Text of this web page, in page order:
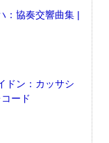
：協奏交響曲集 |
ドン：カッサシ
ード